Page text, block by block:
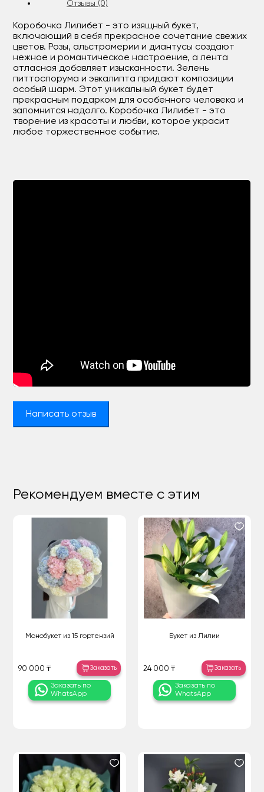
Отзывы (0)
Коробочка Лилибет - это изящный букет,
включающий в себя прекрасное сочетание свежих
цветов. Розы, альстромерии и диантусы создают
нежное и романтическое настроение, а лента
атласная добавляет изысканности. Зелень
питтоспорума и эвкалипта придают композиции
особый шарм. Этот уникальный букет будет
прекрасным подарком для особенного человека и
запомнится надолго. Коробочка Лилибет - это
творение из красоты и любви, которое украсит
любое торжественное событие.
Написать отзыв
Рекомендуем вместе с этим
Монобукет из 15 гортензий
90 000 ₸ Заказать
Заказать по
WhatsApp
Букет из Лилии
24 000 ₸ Заказать
Заказать по
WhatsApp